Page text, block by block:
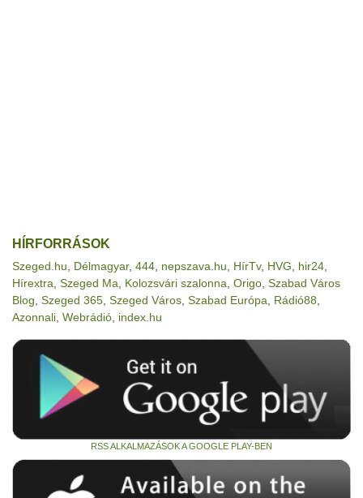
HÍRFORRÁSOK
Szeged.hu Délmagyar, 444 nepszava.hu HírTv, HVG hir24
Hírextra Szeged Ma Kolozsvári szalonna Origo Szabad Város
Blog Szeged 365 Szeged Város Szabad Európa Rádió88
Azonnali Webrádió index.hu
RSS ALKALMAZÁSOK A GOOGLE PLAY-BEN